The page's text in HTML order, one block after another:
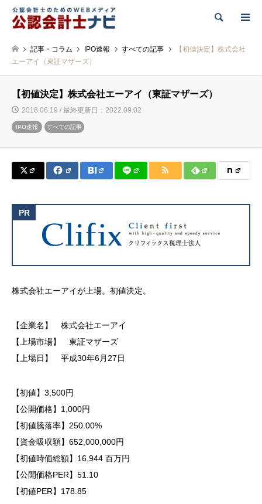
検索
記事・コラム IPO速報 すべての記事
【初値決定】株式会社
エーアイ（東証マザーズ）
【初値決定】株式会社エーアイ（東証マザーズ）
2018.06.19 / 最終更新日：2022.09.02
IPO速報 すべての記事
株式会社エーアイが上場。初値決定。
【企業名】 株式会社エーアイ
【上場市場】 東証マザーズ
【上場日】 平成30年6月27日
【初値】3,500円
【公開価格】1,000円
【初値騰落率】250.00%
【資金吸収額】652,000,000円
【初値時価総額】16,944 百万円
【公開価格PER】51.10
【初値PER】178.85